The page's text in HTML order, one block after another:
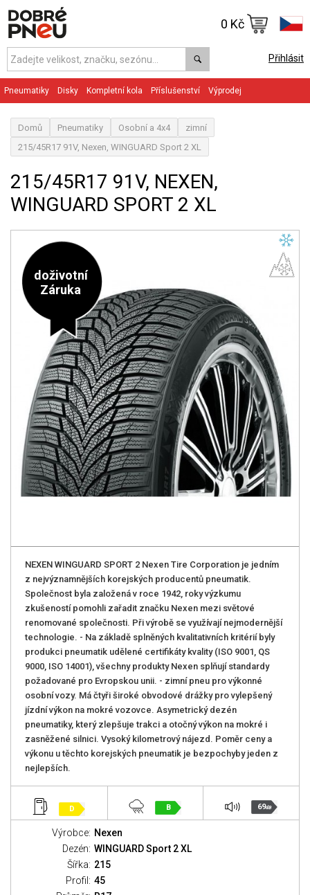
Přihlásit
0 Kč
Pneumatiky Disky Kompletní kola Příslušenství Výprodej
Domů Pneumatiky Osobní a 4x4
zimní
215/45R17 91V, Nexen, WINGUARD Sport 2 XL
215/45R17 91V, NEXEN,
WINGUARD SPORT 2 XL
doživotní
Záruka
NEXEN WINGUARD SPORT 2 Nexen Tire Corporation je jedním
z nejvýznamnějších korejských producentů pneumatik.
Společnost byla založená v roce 1942, roky výzkumu
zkušeností pomohli zařadit značku Nexen mezi světové
renomované společnosti. Při výrobě se využívají nejmodernější
technologie. - Na základě splněných kvalitativních kritérií byly
produkci pneumatik udělené certifikáty kvality (ISO 9001, QS
9000, ISO 14001), všechny produkty Nexen splňují standardy
požadované pro Evropskou unii. - zimní pneu pro výkonné
osobní vozy. Má čtyři široké obvodové drážky pro vylepšený
jízdní výkon na mokré vozovce. Asymetrický dezén
pneumatiky, který zlepšuje trakci a otočný výkon na mokré i
zasněžené silnici. Vysoký kilometrový nájezd. Poměr ceny a
výkonu u těchto korejských pneumatik je bezpochyby jeden z
nejlepších.
D B 69dB
Výrobce: Nexen
Dezén: WINGUARD Sport 2 XL
Šířka: 215
Profil: 45